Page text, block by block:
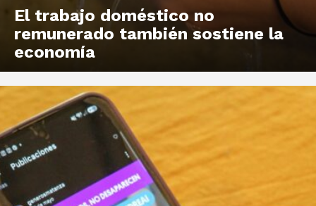
El trabajo doméstico no
remunerado también sostiene la
economía